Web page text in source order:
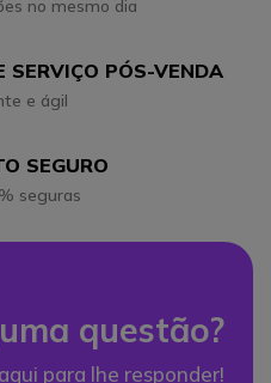
no mesmo dia
SERVIÇO PÓS-VENDA
e ágil
SEGURO
seguras
questão?
para lhe responder!